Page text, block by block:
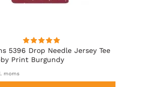
5396 Drop Needle Jersey Tee
Print Burgundy
moms